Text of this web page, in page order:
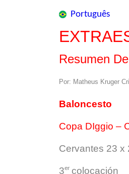
Português
Resumen
Por: Matheus Kruger
Baloncesto
Copa DIggio –
Cervantes 23 x
3er colocación